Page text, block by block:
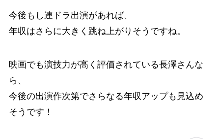
今後もし連ドラ出演があれば、
年収はさらに大きく跳ね上がりそうですね。
映画でも演技力が高く評価されている長澤さんな
ら、
今後の出演作次第でさらなる年収アップも見込め
そうです！